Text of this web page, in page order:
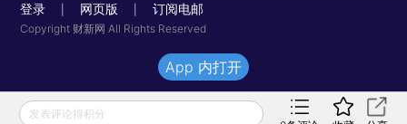
登录 网页版 订阅电邮
Copyright 财新网 All Rights Reserved
发表评论得积分
App 内打开